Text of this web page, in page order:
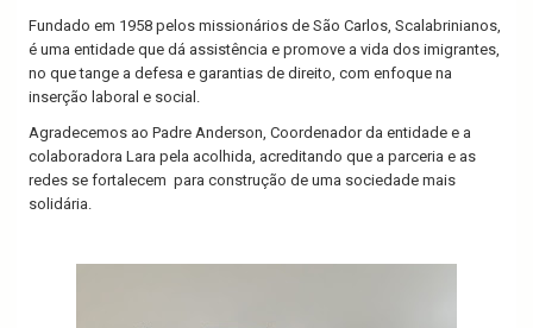
Fundado em 1958 pelos missionários de São Carlos, Scalabrinianos,
é uma entidade que dá assistência e promove a vida dos imigrantes,
no que tange a defesa e garantias de direito, com enfoque na
inserção laboral e social.
Agradecemos ao Padre Anderson, Coordenador da entidade e a
colaboradora Lara pela acolhida, acreditando que a parceria e as
redes se fortalecem para construção de uma sociedade mais
solidária.